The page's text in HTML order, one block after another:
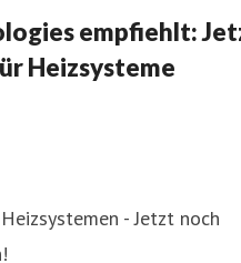
empfiehlt:
Heizsysteme
- Jetzt noch